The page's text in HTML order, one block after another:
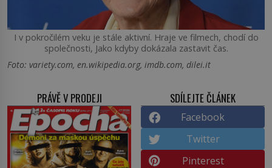
I v pokročilém veku je stále aktivní. Hraje ve filmech, chodí do
společnosti, Jako kdyby dokázala zastavit čas.
Foto: variety.com, en.wikipedia.org, imdb.com, dilei.it
PRÁVĚ V PRODEJI SDÍLEJTE ČLÁNEK
Facebook
Twitter
Pinterest